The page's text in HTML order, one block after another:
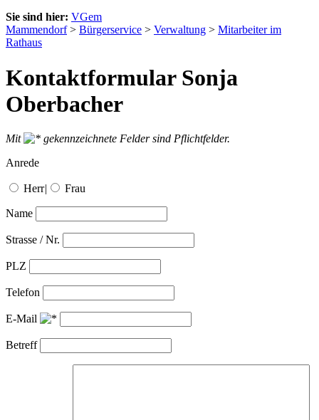
Sie sind hier: VGem
Mammendorf> Bürgerservice > Verwaltung > Mitarbeiter im
Rathaus
Kontaktformular Sonja
Oberbacher
Mit
gekennzeichnete Felder sind Pflichtfelder.
Anrede
Herr| Frau
Name
Strasse / Nr.
PLZ
Telefon
E-Mail
Betreff